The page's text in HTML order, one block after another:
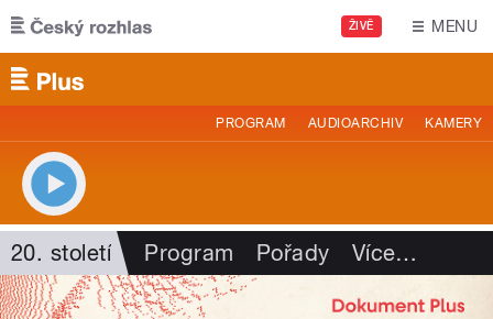
Přejít k hlavnímu obsahu
ŽIVĚ MENU
PROGRAM AUDIOARCHIV KAMERY
20. století Program Pořady Více…